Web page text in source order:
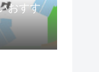
おすす